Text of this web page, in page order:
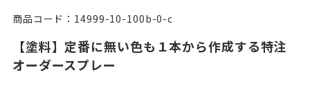
商品コード：14999-10-100b-0-c
【塗料】定番に無い色も１本から作成する特注
オーダースプレー